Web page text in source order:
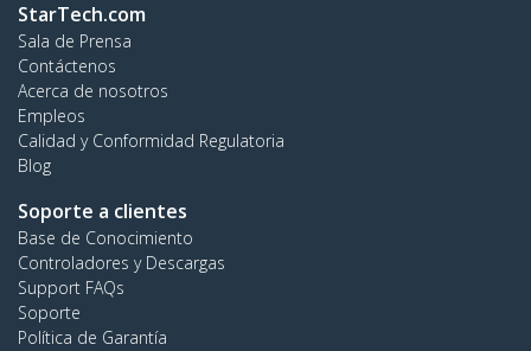
StarTech.com
Sala de Prensa
Contáctenos
Acerca de nosotros
Empleos
Calidad y Conformidad Regulatoria
Blog
Soporte a clientes
Base de Conocimiento
Controladores y Descargas
Support FAQs
Soporte
Política de Garantía